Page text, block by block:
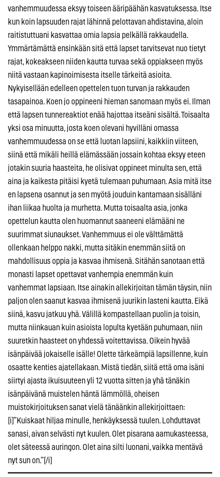
vanhemmuudessa eksyy toiseen ääripäähän kasvatuksessa. Itse
kun koin lapsuuden rajat lähinnä pelottavan ahdistavina, aloin
raitistuttuani kasvattaa omia lapsia pelkällä rakkaudella.
Ymmärtämättä ensinkään sitä että lapset tarvitsevat nuo tietyt
rajat, kokeakseen niiden kautta turvaa sekä oppiakseen myös
niitä vastaan kapinoimisesta itselle tärkeitä asioita.
Nykyisellään edelleen opettelen tuon turvan ja rakkauden
tasapainoa. Koen jo oppineeni hieman sanomaan myös ei. Ilman
että lapsen tunnereaktiot enää hajottaa itseäni sisältä. Toisaalta
yksi osa minuutta, josta koen olevani hyvilläni omassa
vanhemmuudessa on se että luotan lapsiini, kaikkiin viiteen,
siinä että mikäli heillä elämässään jossain kohtaa eksyy eteen
jotakin suuria haasteita, he olisivat oppineet minulta sen, että
aina ja kaikesta pitäisi kyetä tulemaan puhumaan. Asia mitä itse
en lapsena osannut ja sen myötä jouduin kantamaan sisälläni
ihan liikaa huolta ja murhetta. Mutta toisaalta asia, jonka
opettelun kautta olen huomannut saaneeni elämääni ne
suurimmat siunaukset. Vanhemmuus ei ole välttämättä
ollenkaan helppo nakki, mutta sitäkin enemmän siitä on
mahdollisuus oppia ja kasvaa ihmisenä. Sitähän sanotaan että
monasti lapset opettavat vanhempia enemmän kuin
vanhemmat lapsiaan. Itse ainakin allekirjoitan tämän täysin, niin
paljon olen saanut kasvaa ihmisenä juurikin lasteni kautta. Eikä
siinä, kasvu jatkuu yhä. Välillä kompastellaan puolin ja toisin,
mutta niinkauan kuin asioista lopulta kyetään puhumaan, niin
suuretkin haasteet on yhdessä voitettavissa. Oikein hyvää
isänpäivää jokaiselle isälle! Olette tärkeämpiä lapsillenne, kuin
osaatte kenties ajatellakaan. Mistä tiedän, siitä että oma isäni
siirtyi ajasta ikuisuuteen yli 12 vuotta sitten ja yhä tänäkin
isänpäivänä muistelen häntä lämmöllä, oheisen
muistokirjoituksen sanat vielä tänäänkin allekirjoittaen:
[i]”Kuiskaat hiljaa minulle, henkäyksessä tuulen. Lohduttavat
sanasi, aivan selvästi nyt kuulen. Olet pisarana aamukasteessa,
olet säteessä auringon. Olet aina silti luonani, vaikka mentävä
nyt sun on.”[/i]